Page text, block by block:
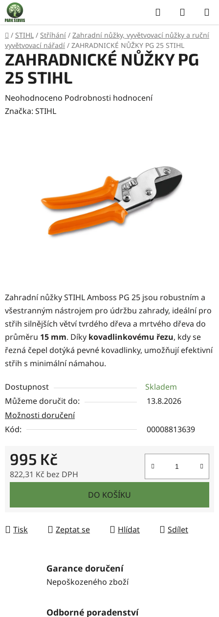
Přejít
na
obsah
Hledat
KOŠÍK
Domů
/ STIHL / Stříhání / Zahradní nůžky, vyvětvovací nůžky a ruční
vyvětvovací nářadí / ZAHRADNICKÉ NŮŽKY PG 25 STIHL
Zahradní nůžky STIHL Amboss PG 25 jsou robustním a
všestranným nástrojem pro údržbu zahrady, ideální pro
střih silnějších větví tvrdého dřeva a mrtvého dřeva do
průměru 15 mm. Díky kovadlinkovému řezu, kdy se
řezná čepel dotýká pevné kovadlinky, umožňují efektivní
střih s minimální námahou.
Dostupnost
Skladem
Můžeme doručit do:
13.8.2026
Možnosti doručení
Kód:
00008813639
995 Kč
822,31 Kč bez DPH
DO KOŠÍKU
Tisk Zeptat se Hlídat Sdílet
ZAHRADNICKÉ NŮŽKY PG
25 STIHL
Průměrné
hodnocení
Neohodnoceno Podrobnosti hodnocení
Značka: STIHL
Garance doručení
Nepoškozeného zboží
Odborné poradenství